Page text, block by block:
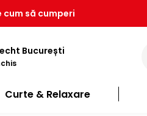
cum să cumperi
București
Curte & Relaxare